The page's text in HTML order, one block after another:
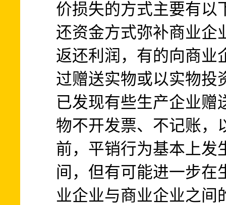
价损失的方式主要有以
还资金方式弥补商业企
返还利润，有的向商业
过赠送实物或以实物投
已发现有些生产企业赠
物不开发票、不记账，
前，平销行为基本上发
间，但有可能进一步在
业企业与商业企业之间